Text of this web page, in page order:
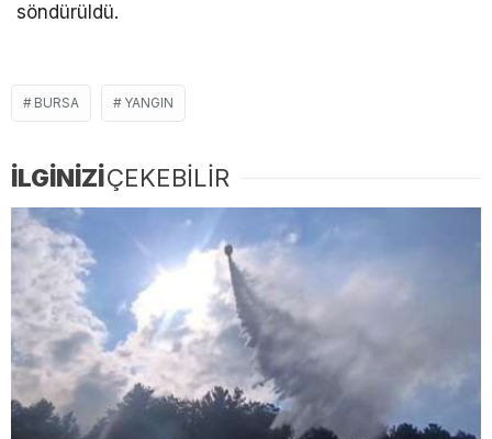
söndürüldü.
BURSA YANGIN
İLGİNİZİÇEKEBİLİR